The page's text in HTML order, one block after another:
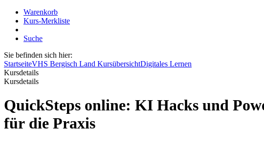
Warenkorb
Kurs-Merkliste
Suche
Sie befinden sich hier:
StartseiteVHS Bergisch Land KursübersichtDigitales Lernen
Kursdetails
Kursdetails
QuickSteps online: KI Hacks und Power-Prompting im
für die Praxis